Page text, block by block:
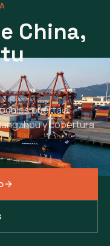
China,
puerta a
y cobertura